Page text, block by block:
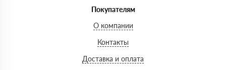
Покупателям
О компании
Контакты
Доставка и оплата